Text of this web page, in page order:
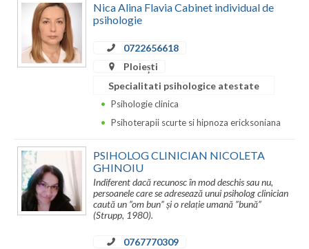
Bucuresti
Buzau
Constanta
Covasna
Dambovita
Membri
Nica Alina Flavia Cabinet individual de
psihologie
0722656618
Ploiești
Specialitati psihologice atestate
Psihologie clinica
Psihoterapii scurte si hipnoza ericksoniana
PSIHOLOG CLINICIAN NICOLETA
GHINOIU
Indiferent dacă recunosc în mod deschis sau nu,
persoanele care se adresează unui psiholog clinician
caută un ”om bun” și o relație umană ”bună”
(Strupp, 1980).
0767770309